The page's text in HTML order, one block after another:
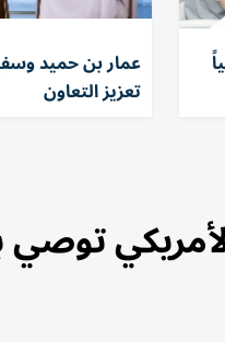
عمار بن حميد
تعزيز التعاون